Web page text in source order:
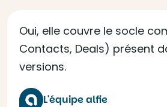
Oui, elle couvre le socle
Contacts, Deals) présent
versions.
L'équipe alfie